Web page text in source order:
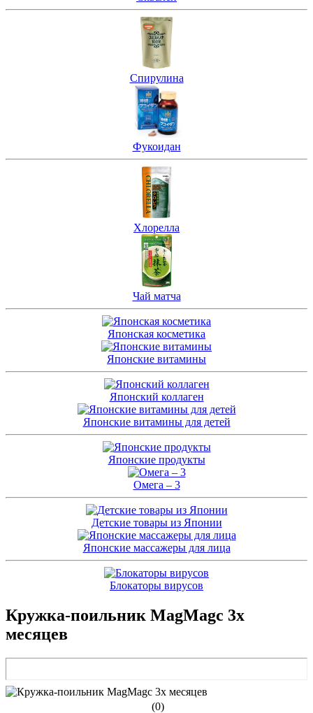
Спирулина
Фукоидан
Хлорелла
Чай матча
Японская косметика
Японские витамины
Японский коллаген
Японские витамины для детей
Японские продукты
Омега – 3
Детские товары из Японии
Японские массажеры для лица
Блокаторы вирусов
Кружка-поильник MagMagс 3х
месяцев
(0)